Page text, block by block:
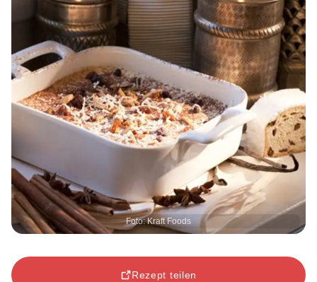
Foto: Kraft Foods
Rezept teilen